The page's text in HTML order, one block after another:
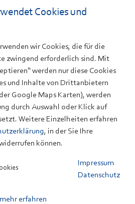
zu den Anforderungen der
Proben der
und die Ergebnisse
um die Äquivalenz und
der drei Labore für den
und aufzuzeigen.
erfolgreich die
ZSW-eigenen Wasserstofflabors
ist die positive
im internationalen
das ZSW als eines von drei
sehr gutem Ergebnis
Cookies und
wir Cookies, die für die
zwingend erforderlich sind. Mit
werden nur diese Cookies
und Inhalte von Drittanbietern
Google Maps Karten), werden
durch Auswahl oder Klick auf
Weitere Einzelheiten erfahren
, in der Sie Ihre
können.
Impressum
Datenschutz
mehr erfahren